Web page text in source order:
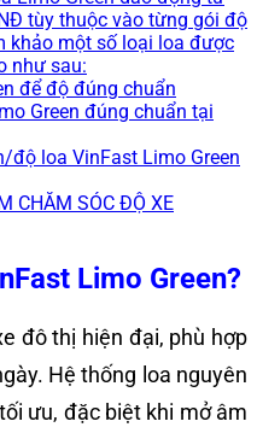
tùy thuộc vào từng gói độ
khảo một số loại loa được
như sau:
để độ đúng chuẩn
Green đúng chuẩn tại
loa VinFast Limo Green
CHĂM SÓC ĐỘ XE
Limo Green?
đô thị hiện đại, phù hợp
Hệ thống loa nguyên
ưu, đặc biệt khi mở âm